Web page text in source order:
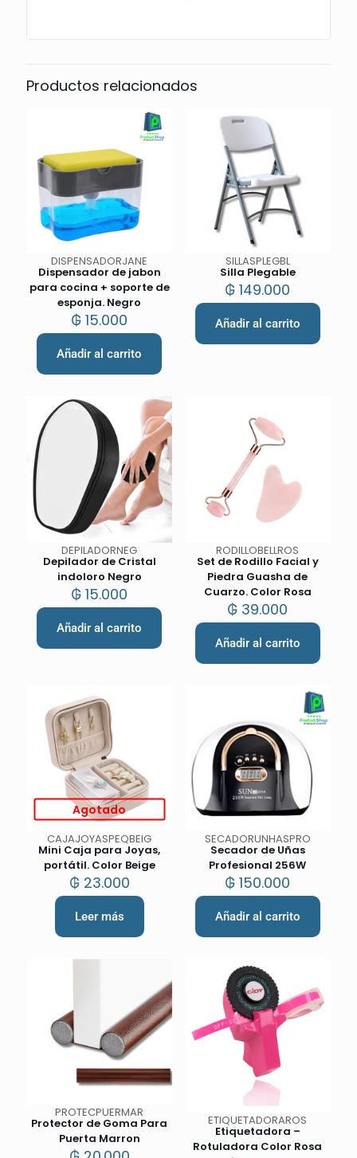
Productos relacionados
DISPENSADORJANE
Dispensador de jabon
para cocina + soporte de
esponja. Negro
₲ 15.000
Añadir al carrito
SILLASPLEGBL
Silla Plegable
₲ 149.000
Añadir al carrito
DEPILADORNEG
Depilador de Cristal
indoloro Negro
₲ 15.000
Añadir al carrito
RODILLOBELLROS
Set de Rodillo Facial y
Piedra Guasha de
Cuarzo. Color Rosa
₲ 39.000
Añadir al carrito
Agotado
CAJAJOYASPEQBEIG
Mini Caja para Joyas,
portátil. Color Beige
₲23.000
Leer más
SECADORUNHASPRO
Secador de Uñas
Profesional 256W
₲ 150.000
Añadir al carrito
PROTECPUERMAR
Protector de Goma Para
Puerta Marron
ETIQUETADORAROS
Etiquetadora –
Rotuladora Color Rosa